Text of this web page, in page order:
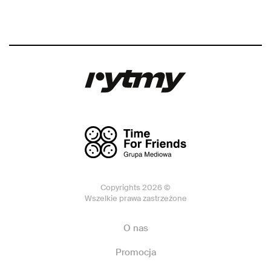
Copyrights 2026 ©
Wszelkie prawa zastrzeżone
O nas
Promocja